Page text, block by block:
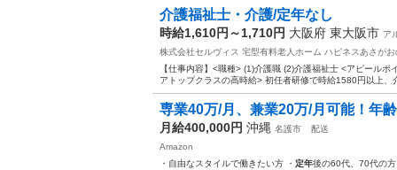
介護福祉士・介護/定年なし
時給1,610円～1,710円 大阪府 東大阪市 ア
株式会社セルヴィス 宅型有料老人ホーム ハピネスあさが
【仕事内容】<職種> (1)介護職 (2)介護福祉士 <アピール
アトップクラスの高時給> 初任者研修で時給1580円以上
専業40万/月、兼業20万/月可能！年
月給400,000円 沖縄 名護市
配送
Amazon
・自由なスタイルで働きたい方 ・ 定年後の60代、70代の